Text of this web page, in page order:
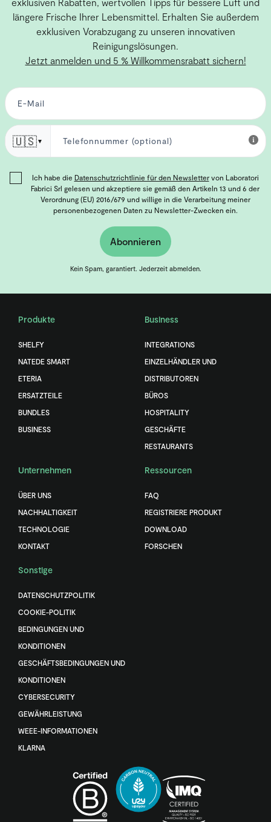
längere Frische Ihrer Lebensmittel. Erhalten Sie außerdem
exklusiven Vorabzugang zu unseren innovativen
Reinigungslösungen.
Jetzt anmelden und 5 % Willkommensrabatt sichern!
🇺🇸▼
Ich habe die Datenschutzrichtlinie für den Newslettervon Laboratori
Fabrici Srl gelesen und akzeptiere sie gemäß den Artikeln 13 und 6 der
Verordnung (EU) 2016/679 und willige in die Verarbeitung meiner
personenbezogenen Daten zu Newsletter-Zwecken ein.
Abonnieren
Kein Spam, garantiert. Jederzeit abmelden.
Produkte
SHELFY
NATEDE SMART
ETERIA
ERSATZTEILE
BUNDLES
BUSINESS
Business
INTEGRATIONS
EINZELHÄNDLER UND
DISTRIBUTOREN
BÜROS
HOSPITALITY
GESCHÄFTE
RESTAURANTS
Unternehmen
ÜBER UNS
NACHHALTIGKEIT
TECHNOLOGIE
KONTAKT
Ressourcen
FAQ
REGISTRIERE PRODUKT
DOWNLOAD
FORSCHEN
Sonstige
DATENSCHUTZPOLITIK
COOKIE-POLITIK
BEDINGUNGEN UND
KONDITIONEN
GESCHÄFTSBEDINGUNGEN UND
KONDITIONEN
CYBERSECURITY
GEWÄHRLEISTUNG
WEEE-INFORMATIONEN
KLARNA